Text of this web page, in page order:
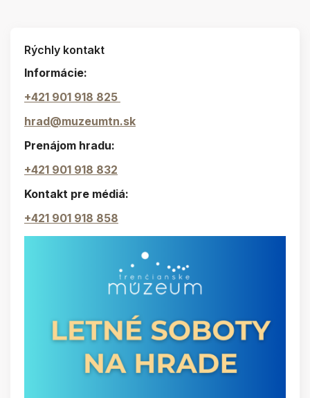
Rýchly kontakt
Informácie:
+421 901 918 825
hrad@muzeumtn.sk
Prenájom hradu:
+421 901 918 832
Kontakt pre médiá:
+421 901 918 858